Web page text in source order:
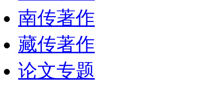
南传著作
藏传著作
论文专题